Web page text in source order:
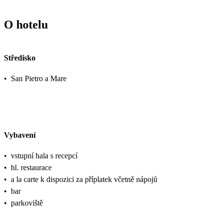
O hotelu
Středisko
• San Pietro a Mare
Vybavení
• vstupní hala s recepcí
• hl. restaurace
• a la carte k dispozici za příplatek včetně nápojů
• bar
• parkoviště